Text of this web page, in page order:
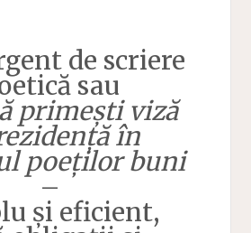
de scriere
sau
primești viză
în
poeților buni
–
și eficient,